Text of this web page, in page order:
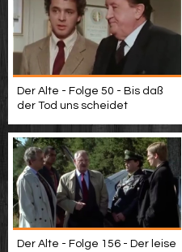
Der Alte - Folge 50 - Bis daß
der Tod uns scheidet
Der Alte - Folge 156 - Der leise